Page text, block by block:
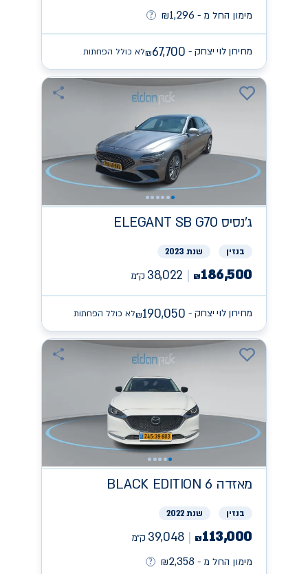
מימון החל מ -
₪1,296
מחירון לוי יצחק - ₪67,700 לא כולל הפחתות
ג'נסיס ELEGANT SB G70
בנזין שנת 2023
₪186,500
38,022 ק״מ
מחירון לוי יצחק - ₪190,050 לא כולל הפחתות
מאזדה BLACK EDITION 6
בנזין שנת 2022
₪113,000
39,048 ק״מ
מימון החל מ -
₪2,358